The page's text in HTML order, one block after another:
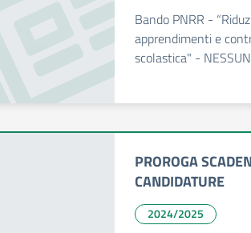
Bando PNRR -
apprendimenti e
scolastica" -
PROROGA
CANDIDATURE
2024/2025